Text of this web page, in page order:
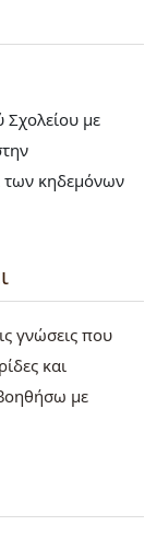
με
των κηδεμόνων
γνώσεις που
και
με